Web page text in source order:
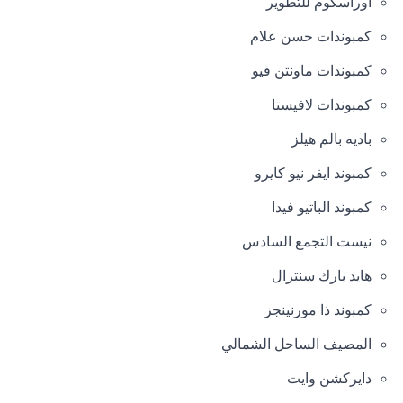
الإدارية الجديدة: تساهم لافيستا في العاصمة الإدارية بمشروعات
راقية، وتهدف إلى توفير نمط حياة حديث ومتكامل في واحدة من
في مواقع متميزة تتنوع بين المناطق الساحلية والمدن السكنية
الحديثة، لتلبي احتياجات عملائها المختلفة وتقدم لهم مستوى عالٍ من
كمبوندات حسن علام
كمبوندات ماونتن فيو
كمبوندات لافيستا
باديه بالم هيلز
كمبوند ايفر نيو كايرو
كمبوند الباتيو فيدا
نيست التجمع السادس
هايد بارك سنترال
كمبوند ذا مورنينجز
المصيف الساحل الشمالي
دايركشن وايت